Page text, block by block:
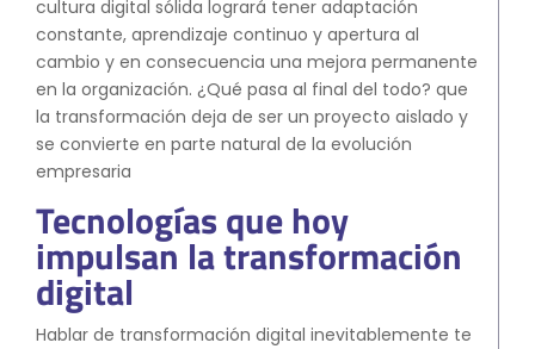
cultura digital sólida logrará tener adaptación
constante, aprendizaje continuo y apertura al
cambio y en consecuencia una mejora permanente
en la organización. ¿Qué pasa al final del todo? que
la transformación deja de ser un proyecto aislado y
se convierte en parte natural de la evolución
empresaria
Tecnologías que hoy
impulsan la transformación
digital
Hablar de transformación digital inevitablemente te